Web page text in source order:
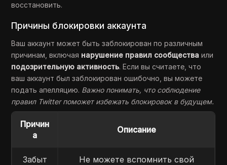
восстановить.
Причины блокировки аккаунта
Ваш аккаунт может быть заблокирован по различным
причинам, включая нарушение правил сообщества или
подозрительную активность. Если вы считаете, что
ваш аккаунт был заблокирован ошибочно, вы можете
подать апелляцию. Важно понимать, что соблюдение
правил Twitter поможет избежать блокировок в будущем.
Причин
а
Описание
Забыт
Не можете вспомнить свой